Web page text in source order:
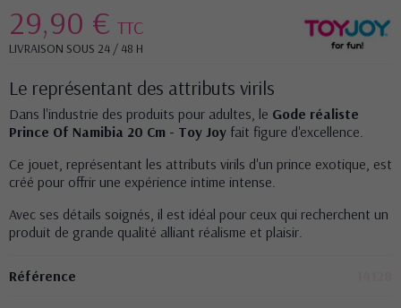
29,90 € TTC
LIVRAISON SOUS 24 / 48 H
Le représentant des attributs virils
Dans l'industrie des produits pour adultes, le Gode réaliste
Prince Of Namibia 20 Cm - Toy Joy fait figure d'excellence.
Ce jouet, représentant les attributs virils d'un prince exotique, est
créé pour offrir une expérience intime intense.
Avec ses détails soignés, il est idéal pour ceux qui recherchent un
produit de grande qualité alliant réalisme et plaisir.
Référence